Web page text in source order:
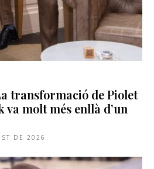
transformació de Piolet
molt més enllà d’un
DE 2026